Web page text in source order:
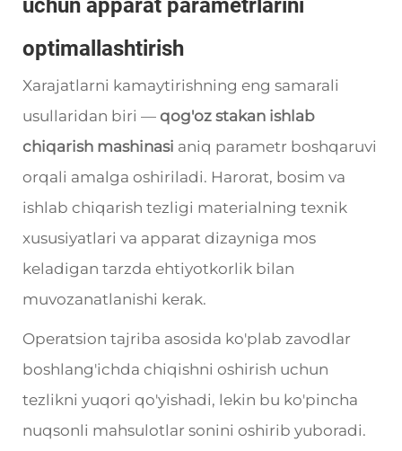
uchun apparat parametrlarini
optimallashtirish
Xarajatlarni kamaytirishning eng samarali
usullaridan biri — qog'oz stakan ishlab
chiqarish mashinasi aniq parametr boshqaruvi
orqali amalga oshiriladi. Harorat, bosim va
ishlab chiqarish tezligi materialning texnik
xususiyatlari va apparat dizayniga mos
keladigan tarzda ehtiyotkorlik bilan
muvozanatlanishi kerak.
Operatsion tajriba asosida ko'plab zavodlar
boshlang'ichda chiqishni oshirish uchun
tezlikni yuqori qo'yishadi, lekin bu ko'pincha
nuqsonli mahsulotlar sonini oshirib yuboradi.